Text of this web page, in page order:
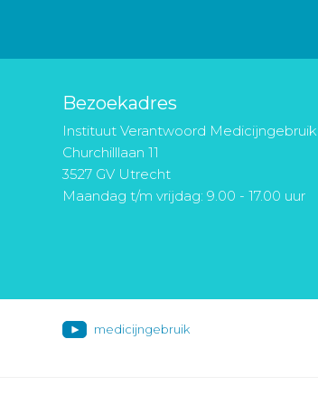
Bezoekadres
Instituut Verantwoord Medicijngebruik
Churchilllaan 11
3527 GV Utrecht
Maandag t/m vrijdag: 9.00 - 17.00 uur
medicijngebruik